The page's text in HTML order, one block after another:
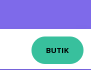
BUTIK